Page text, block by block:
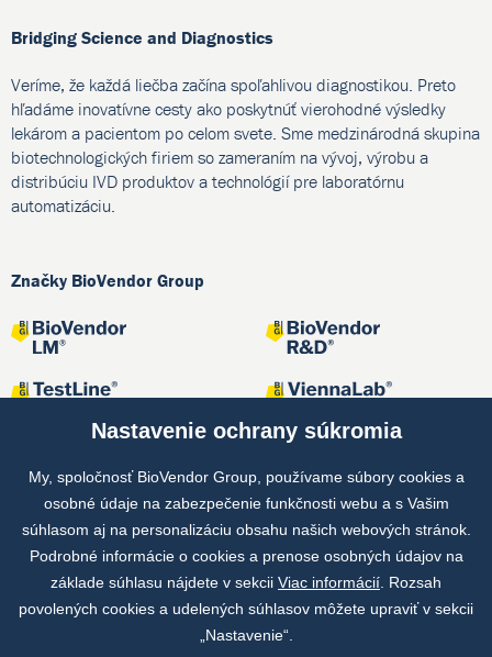
Bridging Science and Diagnostics
Veríme, že každá liečba začína spoľahlivou diagnostikou. Preto
hľadáme inovatívne cesty ako poskytnúť vierohodné výsledky
lekárom a pacientom po celom svete. Sme medzinárodná skupina
biotechnologických firiem so zameraním na vývoj, výrobu a
distribúciu IVD produktov a technológií pre laboratórnu
automatizáciu.
Značky BioVendor Group
Spoločné projekty
Nastavenie ochrany súkromia
My, spoločnosť BioVendor Group, používame súbory cookies a
osobné údaje na zabezpečenie funkčnosti webu a s Vašim
súhlasom aj na personalizáciu obsahu našich webových stránok.
Podrobné informácie o cookies a prenose osobných údajov na
základe súhlasu nájdete v sekcii Viac informácií . Rozsah
povolených cookies a udelených súhlasov môžete upraviť v sekcii
„Nastavenie“.